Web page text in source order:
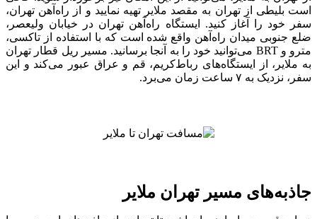
است بلیطی از تهران به مقصد ملایر تهیه نمایید و از راه‌آهن تهران،
سفر خود را آغاز کنید. ایستگاه راه‌آهن تهران در خیابان ولیعصر،
ضلع جنوبی میدان راه‌آهن واقع شده است که با استفاده از تاکسی،
مترو و BRT می‌توانید خود را به آنجا برسانید. مسیر ریل قطار تهران
به ملایر، از ایستگاه‌ها‌ی رباط‌کریم، قم و عراق عبور می‌کند و این
سفر، نزدیک به ۷ ساعت زمان می‌برد.
جاذبه‌ها‌ی مسیر تهران ملایر